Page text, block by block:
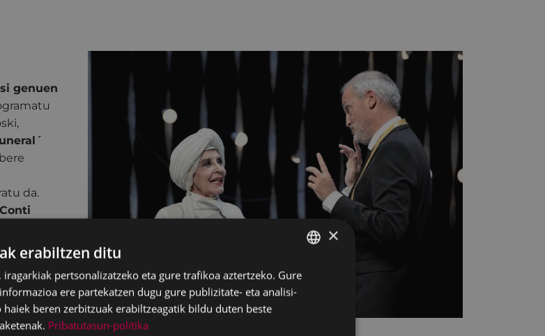
genuen
da.
BASQUE
SPANISH
×
erabiltzen ditu
pertsonalizatzeko eta gure trafikoa aztertzeko. Gure
ere partekatzen dugu gure publizitate- eta analisi-
beren zerbitzuak erabiltzeagatik bildu duten beste
Pribatutasun-politika